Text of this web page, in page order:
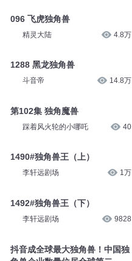
096 飞虎独角兽
精灵大陆 4.8万
1288 黑龙独角兽
斗音帝 14.8万
第102集 独角魔兽
踩着风火轮的小哪吒 40
1490#独角兽王（上）
李轩远剧场 1万
1492#独角兽王（下）
李轩远剧场 9828
抖音成全球最大独角兽！中国独